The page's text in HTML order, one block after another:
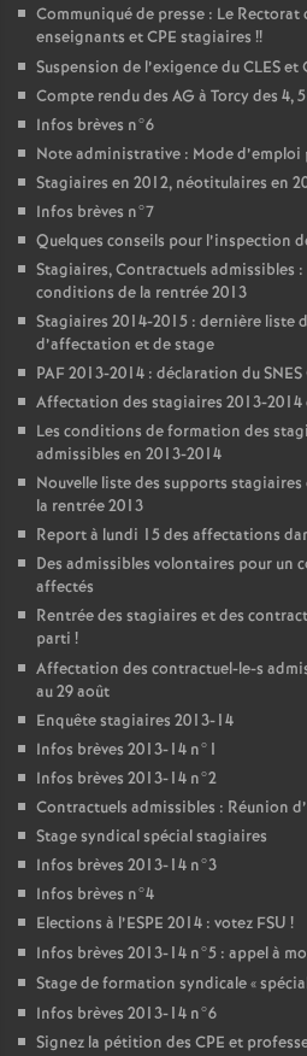
Communiqué de presse : Le
enseignants etCPE stagiaires !!
Suspension de l’exigence duCLESet
Compte rendu des AG à Torcy des 4,
Infos brèves n°6
Note administrative : Mode d’emploi
Stagiaires en 2012, néotitulaires en
Infos brèves n°7
Quelques conseils pour l’inspection
Stagiaires, Contractuels admissibles
conditions de la rentrée 2013
Stagiaires 2014-2015 : dernière liste
d’affectation et de stage
PAF2013-2014 : déclaration duSNES
Affectation des stagiaires 2013-2014
Les conditions de formation des
admissibles en 2013-2014
Nouvelle liste des supports
la rentrée 2013
Report à lundi 15 des affectations
Des admissibles volontaires pour un
affectés
Rentrée des stagiaires et des
parti !
Affectation des contractuel-le-s
au 29 août
Enquête stagiaires 2013-14
Infos brèves 2013-14 n°1
Infos brèves 2013-14 n°2
Contractuels admissibles : Réunion
Stage syndical spécial stagiaires
Infos brèves 2013-14 n°3
Infos brèves n°4
Elections à l’ESPE 2014 : votez FSU !
Infos brèves 2013-14 n°5 : appel à
Stage de formation syndicale «
Infos brèves 2013-14 n°6
Signez la pétition des CPE et